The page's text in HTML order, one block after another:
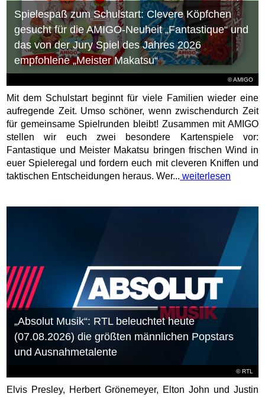
© AMIGO
Spielespaß zum Schulstart: Clevere Köpfchen
gesucht für die AMIGO-Neuheit „Fantastique“ und
das von der Jury Spiel des Jahres 2026
empfohlene „Meister Makatsu“
Mit dem Schulstart beginnt für viele Familien wieder eine
aufregende Zeit. Umso schöner, wenn zwischendurch Zeit
für gemeinsame Spielrunden bleibt! Zusammen mit AMIGO
stellen wir euch zwei besondere Kartenspiele vor:
Fantastique und Meister Makatsu bringen frischen Wind in
euer Spieleregal und fordern euch mit cleveren Kniffen und
taktischen Entscheidungen heraus. Wer... weiterlesen
©RTL
„Absolut Musik“: RTL beleuchtet heute
(07.08.2026) die größten männlichen Popstars
und Ausnahmetalente
Elvis Presley, Herbert Grönemeyer, Elton John und Justin